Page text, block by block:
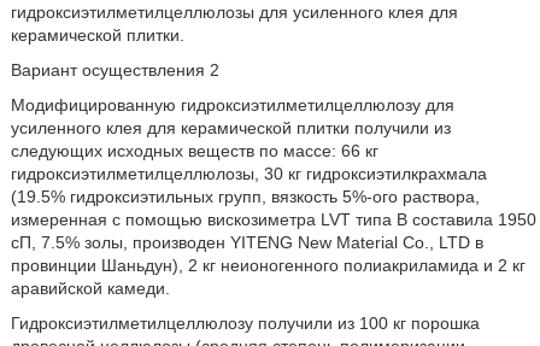
гидроксиэтилметилцеллюлозы для усиленного клея для
керамической плитки.
Вариант осуществления 2
Модифицированную гидроксиэтилметилцеллюлозу для
усиленного клея для керамической плитки получили из
следующих исходных веществ по массе: 66 кг
гидроксиэтилметилцеллюлозы, 30 кг гидроксиэтилкрахмала
(19.5% гидроксиэтильных групп, вязкость 5%-ого раствора,
измеренная с помощью вискозиметра LVT типа В составила 1950
сП, 7.5% золы, производен YITENG New Material Co., LTD в
провинции Шаньдун), 2 кг неионогенного полиакриламида и 2 кг
аравийской камеди.
Гидроксиэтилметилцеллюлозу получили из 100 кг порошка